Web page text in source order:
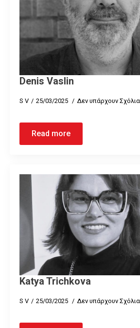
Denis Vaslin
S V 25/03/2025 Δεν υπάρχουν Σχόλια
Read more
Katya Trichkova
S V 25/03/2025 Δεν υπάρχουν Σχόλια